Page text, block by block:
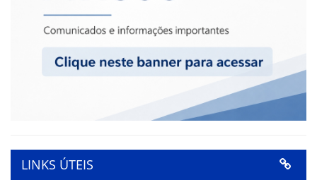
LINKS ÚTEIS